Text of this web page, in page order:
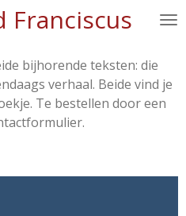
Franciscus
bijhorende teksten: die
verhaal. Beide vind je
Te bestellen door een